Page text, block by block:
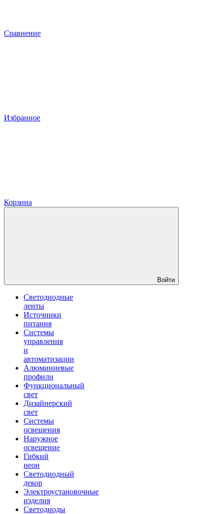
Сравнение
Избранное
Корзина
Войти
Светодиодные
ленты
Источники
питания
Системы
управления
и
автоматизации
Алюминиевые
профили
Функциональный
свет
Дизайнерский
свет
Системы
освещения
Наружное
освещение
Гибкий
неон
Светодиодный
декор
Электроустановочные
изделия
Светодиоды